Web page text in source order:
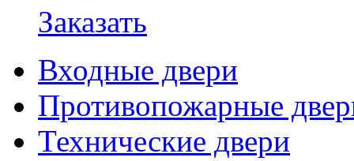
Заказать
Входные двери
Противопожарные
Технические двери